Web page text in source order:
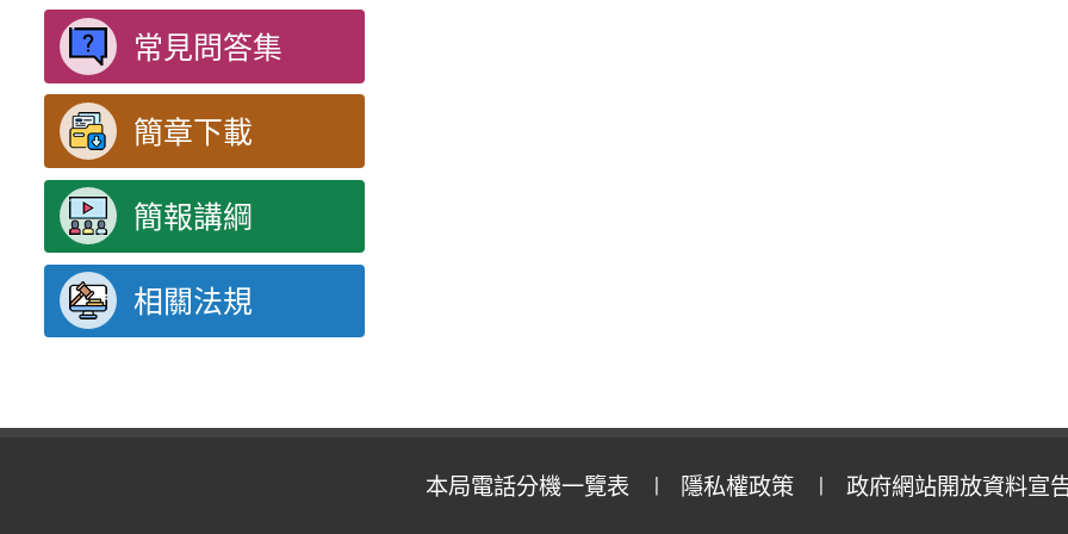
常見問答集
簡章下載
簡報講綱
相關法規
本局電話分機一覽表 隱私權政策 政府網站開放資料宣